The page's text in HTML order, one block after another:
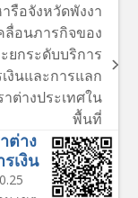
ารือจังหวัดพังงา
ลื่อนภารกิจของ
ยกระดับบริการ
งินและการแลก
าต่างประเทศใน
พื้นที่
ต่าง
เงิน